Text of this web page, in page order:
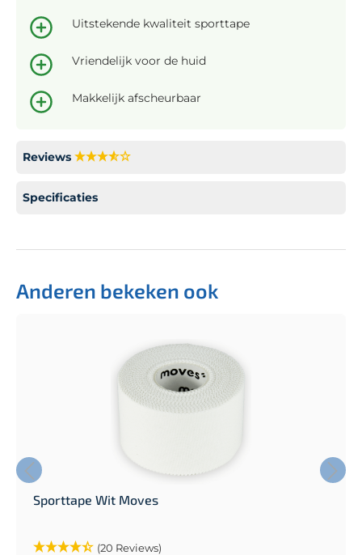
Uitstekende kwaliteit sporttape
Vriendelijk voor de huid
Makkelijk afscheurbaar
Reviews
Specificaties
Anderen bekeken ook
Sporttape Wit Moves
(20 Reviews)